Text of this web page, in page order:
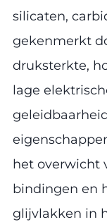
silicaten,
gekenmerkt
druksterkte,
lage
het overwicht
bindingen en
glijvlakken in